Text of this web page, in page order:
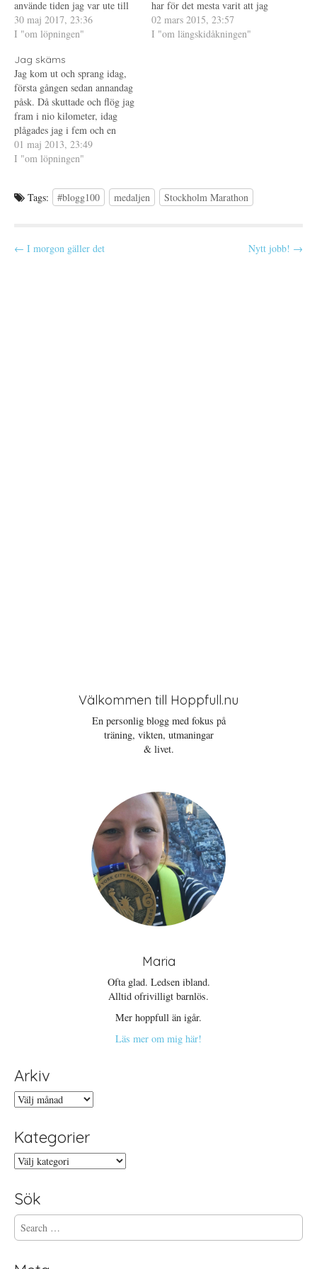
i
e
t
t
t
t
f
ö
n
s
e
r
)
f
ö
n
s
)
p
t
n
y
t
t
f
ö
n
s
använde tiden jag var ute till
att försöka att få mina tankar
att vara som det var innan jag
halvmaraton. Mitt huvud är…
30 maj 2017, 23:36
I "om löpningen"
har för det mesta varit att jag
kom i mål. Men det var ju
mer än så men jag har inte
02 mars 2015, 23:57
I "om längskidåkningen"
Jag skäms
Jag kom ut och sprang idag,
första gången sedan annandag
påsk. Då skuttade och flög jag
fram i nio kilometer, idag
plågades jag i fem och en
halv. Jag sprang inte hela
vägen heller, hade för mycket
nöjd. Men ja, jag borde ju
vara…
01 maj 2013, 23:49
I "om löpningen"
Tags: #blogg100 medaljen Stockholm Marathon
P
← I morgon gäller det Nytt jobb! →
Välkommen till Hoppfull.nu
En personlig blogg med fokus på
träning, vikten, utmaningar
& livet.
Maria
Ofta glad. Ledsen ibland.
Alltid ofrivilligt barnlös.
Mer hoppfull än igår.
Läs mer om mig här!
Arkiv
Arkiv
Kategorier
Kategorier
Sök
S
e
r